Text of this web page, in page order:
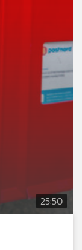
25:50